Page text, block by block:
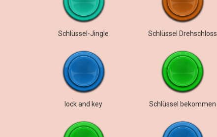
Schlüssel-Jingle Schlüssel Drehschloss
lock and key Schlüssel bekommen